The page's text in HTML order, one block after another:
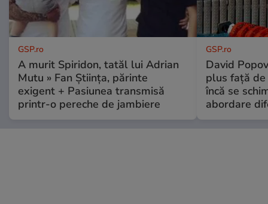
GSP.ro
A murit Spiridon, tatăl lui Adrian
Mutu » Fan Știința, părinte
exigent + Pasiunea transmisă
printr-o pereche de jambiere
GSP.ro
David
plus față de
încă se
abordare